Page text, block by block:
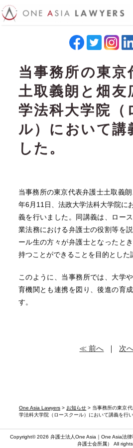
One Asia Lawyers > お知らせ > 当事務所の東京
学法科大学院（ロースクール）において講義を行い
当事務所の東京
土取義朗と畑友
学法科大学院（
ル）において講
した。
当事務所の東京代表弁護士土取義
年6月11日、法政大学法科大学院に
義を行いました。同講義は、ロー
業法務における弁護士の役割等を
ール生の方々が弁護士となったと
持つことができることを目的とした
このように、当事務所では、大学
育機関とも連携を図り、後進の育
す。
≪ 前へ ｜ 次
Copyright© 2026 弁護士法人One Asia｜One Asia法律
弁護士会所属） All